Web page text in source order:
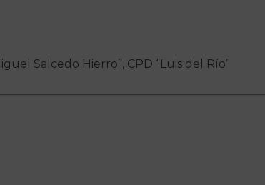
Salcedo Hierro”, CPD “Luis del Río”